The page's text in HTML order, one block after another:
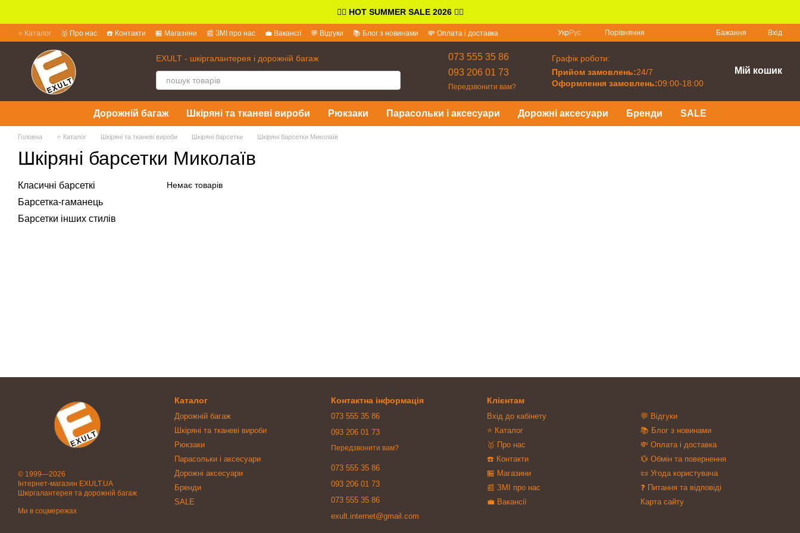
👉🏻 HOT SUMMER SALE 2026👈🏻
⭐ Каталог 🥇 Про нас ☎️ Контакти 🏪 Магазини 📰 ЗМІ про нас 💼 Вакансії 💬 Відгуки 📚 Блог з новинами
💸 Оплата і доставка
УкрРус Порівняння Бажання Вхід
EXULT - шкіргалантерея і дорожній багаж
073 555 35 86
093 206 01 73
Передзвонити вам?
Графік роботи:
Прийом замовлень:24/7
Оформлення замовлень:09:00-18:00
Мій кошик
Дорожній багаж Шкіряні та тканеві вироби Рюкзаки Парасольки і аксесуари Дорожні аксесуари Бренди SALE
Головна ⭐ Каталог Шкіряні та тканеві вироби Шкіряні барсетки Шкіряні барсетки Миколаїв
Шкіряні барсетки Миколаїв
Немає товарів
Класичні барсеткі
Барсетка-гаманець
Барсетки інших стилів
© 1999—2026
Інтернет-магазин EXULT.UA
Шкіргалантерея та дорожній багаж
Ми в соцмережах
Каталог
Дорожній багаж
Шкіряні та тканеві вироби
Рюкзаки
Парасольки і аксесуари
Дорожні аксесуари
Бренди
SALE
Контактна інформація
073 555 35 86
093 206 01 73
Передзвонити вам?
073 555 35 86
093 206 01 73
073 555 35 86
exult.internet@gmail.com
Клієнтам
Вхід до кабінету
⭐ Каталог
🥇 Про нас
☎️ Контакти
🏪 Магазини
📰 ЗМІ про нас
💼 Вакансії
💬 Відгуки
📚 Блог з новинами
💸 Оплата і доставка
💱 Обмін та повернення
📜 Угода користувача
❓ Питання та відповіді
Карта сайту